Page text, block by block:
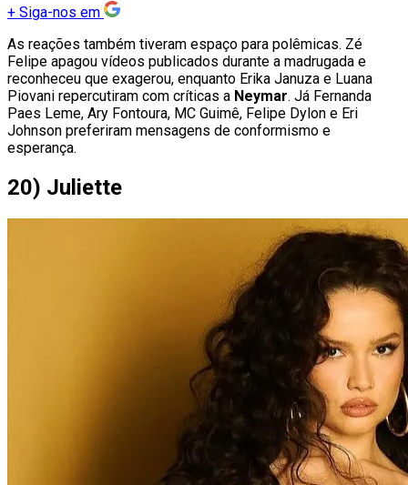
+ Siga-nos em
As reações também tiveram espaço para polêmicas. Zé
Felipe apagou vídeos publicados durante a madrugada e
reconheceu que exagerou, enquanto Erika Januza e Luana
Piovani repercutiram com críticas a Neymar. Já Fernanda
Paes Leme, Ary Fontoura, MC Guimê, Felipe Dylon e Eri
Johnson preferiram mensagens de conformismo e
esperança.
20) Juliette